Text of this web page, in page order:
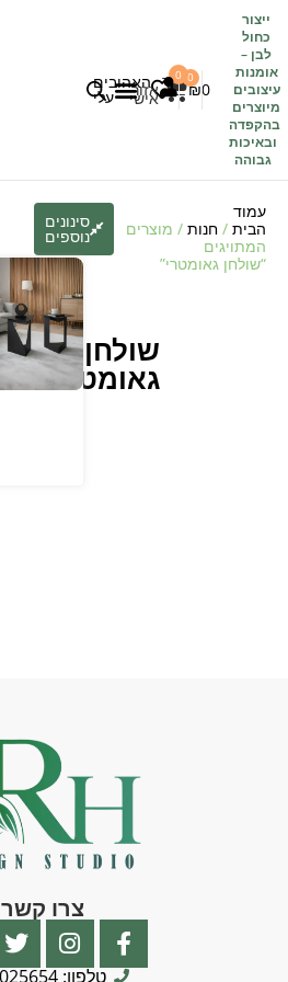
ייצור
כחול
לבן –
אומנות
עיצובים
מיוצרים
בהקפדה
ובאיכות
גבוהה
₪0
0 האהובים
עלי
0
אזור
אישי
עמוד
הבית / חנות / מוצרים
המתויגים
“שולחן גאומטרי”
שולחן
גאומטרי
סינונים
נוספים
צרו קשר
טלפון: 052-8025654